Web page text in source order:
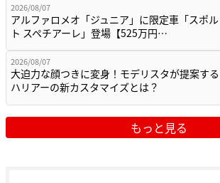
2026/08/07
アルファロメオ「ジュニア」に限定車「スポル
ト スペチアーレ」登場【525万円…
2026/08/07
大迫力な顔つきに変身！モデリスタが提案する
ハリアーの新カスタマイズとは？
もっと見る